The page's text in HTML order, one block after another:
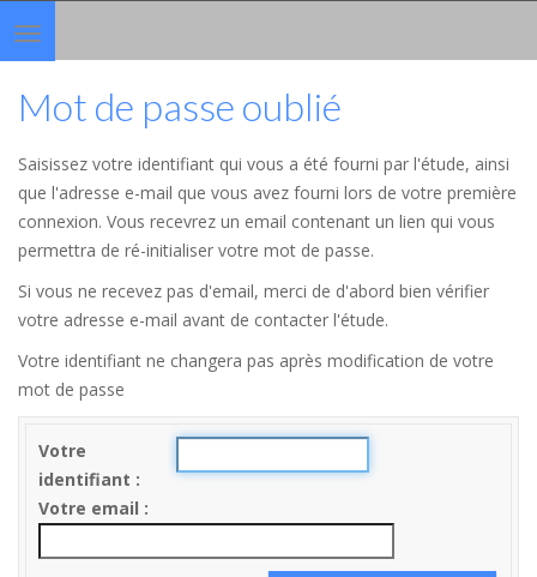
Toggle
navigation
Mot de passe oublié
Saisissez votre identifiant qui vous a été fourni par l'étude, ainsi
que l'adresse e-mail que vous avez fourni lors de votre première
connexion. Vous recevrez un email contenant un lien qui vous
permettra de ré-initialiser votre mot de passe.
Si vous ne recevez pas d'email, merci de d'abord bien vérifier
votre adresse e-mail avant de contacter l'étude.
Votre identifiant ne changera pas après modification de votre
mot de passe
Votre
identifiant
Votre email